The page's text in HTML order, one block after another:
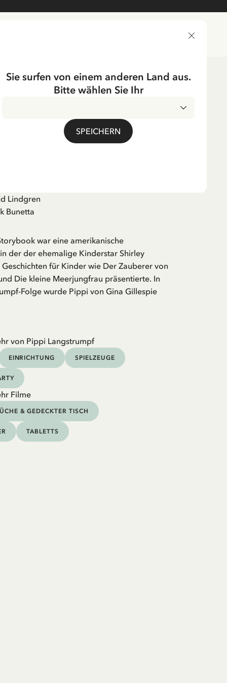
Storybook:
Lindgren
Bunetta
war eine amerikanische
der der ehemalige Kinderstar Shirley
für Kinder wie Der Zauberer von
Die kleine Meerjungfrau präsentierte. In
Folge wurde Pippi von Gina Gillespie
von Pippi Langstrumpf
EINRICHTUNG SPIELZEUGE
Filme
& GEDECKTER TISCH
TABLETTS
Sie surfen von einem anderen Land aus.
Bitte wählen Sie Ihr
SPEICHERN